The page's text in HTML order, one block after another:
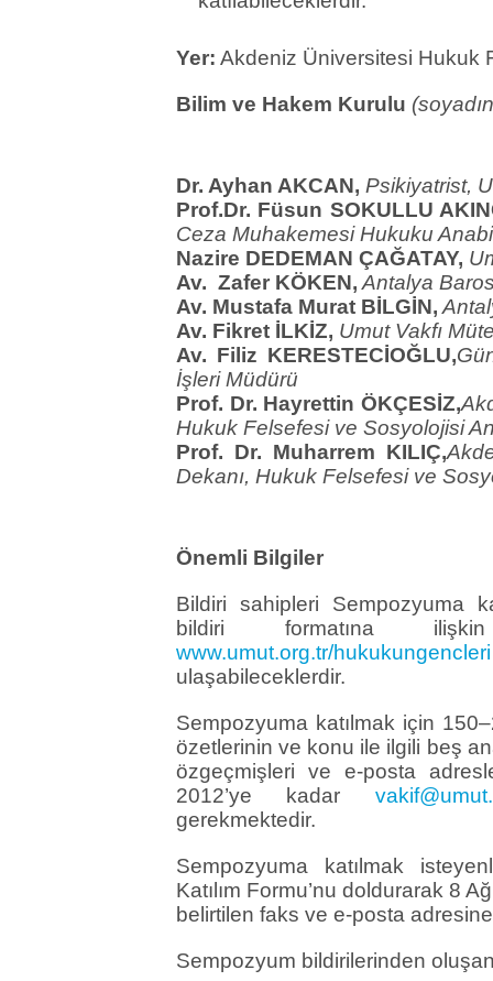
Yer: Akdeniz Üniversitesi Hukuk
Bilim ve Hakem Kurulu
Dr. Ayhan AKCAN, Psikiyatrist,
Prof.Dr. Füsun SOKULLU
Ceza Muhakemesi Hukuku
Nazire DEDEMAN ÇAĞATAY,
Av. Zafer KÖKEN,Antalya
Av. Mustafa Murat BİLGİN,
Av. Fikret İLKİZ, Umut Vakfı
Av. Filiz KERESTECİOĞLU,
İşleri Müdürü
Prof. Dr. Hayrettin ÖKÇESİZ,
Hukuk Felsefesi ve Sosyolojisi
Prof. Dr. Muharrem KILIÇ,
Dekanı, Hukuk Felsefesi ve
Önemli Bilgiler
Bildiri sahipleri Sempozyuma
bildiri formatına
www.umut.org.tr/hukukungencleri
ulaşabileceklerdir.
Sempozyuma katılmak için
özetlerinin ve konu ile ilgili beş
özgeçmişleri ve e-posta
2012’ye kadar
gerekmektedir.
Sempozyuma katılmak
Katılım Formu’nu doldurarak 8
belirtilen faks ve e-posta
Sempozyum bildirilerinden